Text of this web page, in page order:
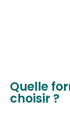
Quelle
choisir ?